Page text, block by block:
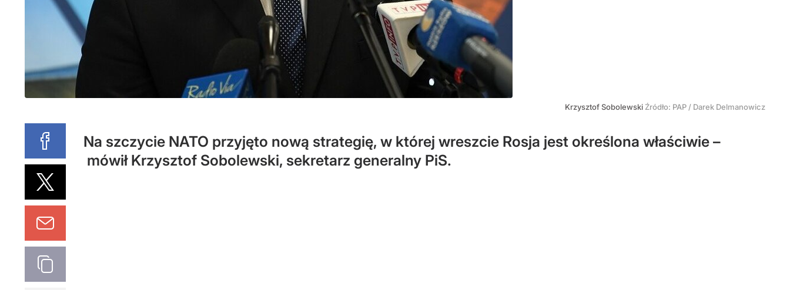
Krzysztof Sobolewski Źródło: PAP / Darek Delmanowicz
Na szczycie NATO przyjęto nową strategię, w której wreszcie Rosja jest określona właściwie –
mówił Krzysztof Sobolewski, sekretarz generalny PiS.